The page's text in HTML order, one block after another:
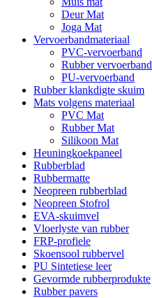
Deur Mat
Joga Mat
Vervoerbandmateriaal
PVC-vervoerband
Rubber vervoerband
PU-vervoerband
Rubber klankdigte skuim
Mats volgens materiaal
PVC Mat
Rubber Mat
Silikoon Mat
Heuningkoekpaneel
Rubberblad
Rubbermatte
Neopreen rubberblad
Neopreen Stofrol
EVA-skuimvel
Vloerlyste van rubber
FRP-profiele
Skoensool rubbervel
PU Sintetiese leer
Gevormde rubberprodukte
Rubber pavers